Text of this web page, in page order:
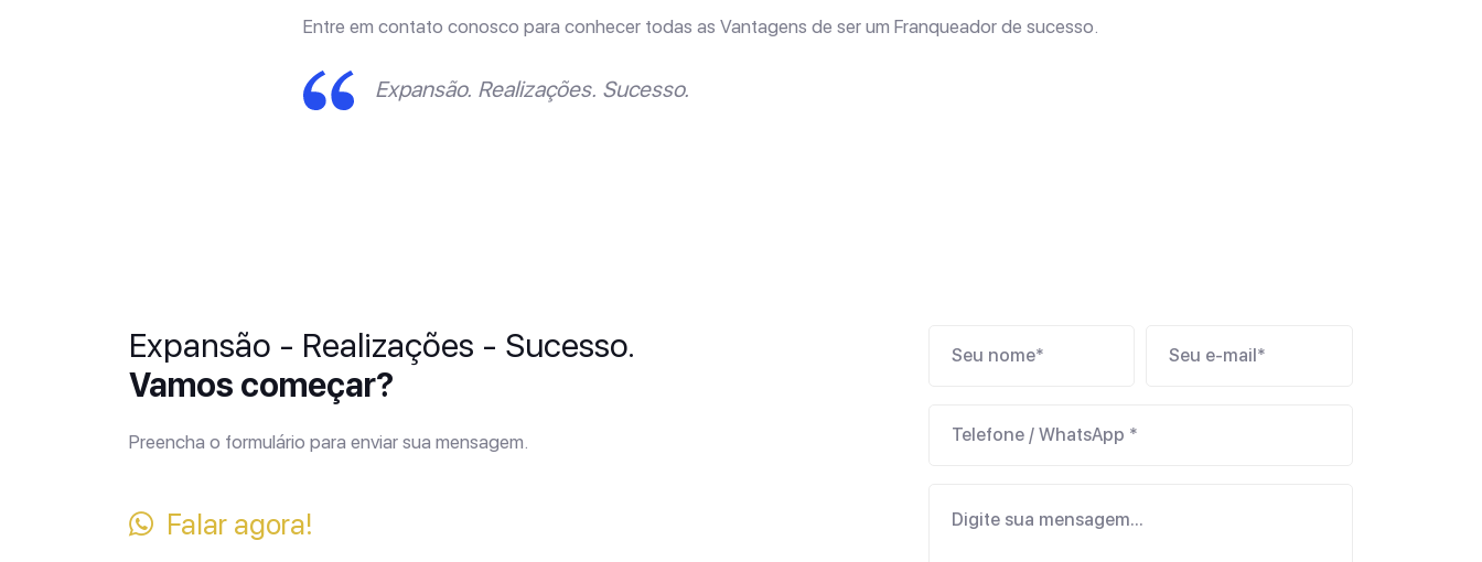
Entre em contato conosco para conhecer todas as Vantagens de ser um Franqueador de sucesso.
Expansão. Realizações. Sucesso.
Expansão - Realizações - Sucesso.
Vamos começar?
Preencha o formulário para enviar sua mensagem.
Falar agora!